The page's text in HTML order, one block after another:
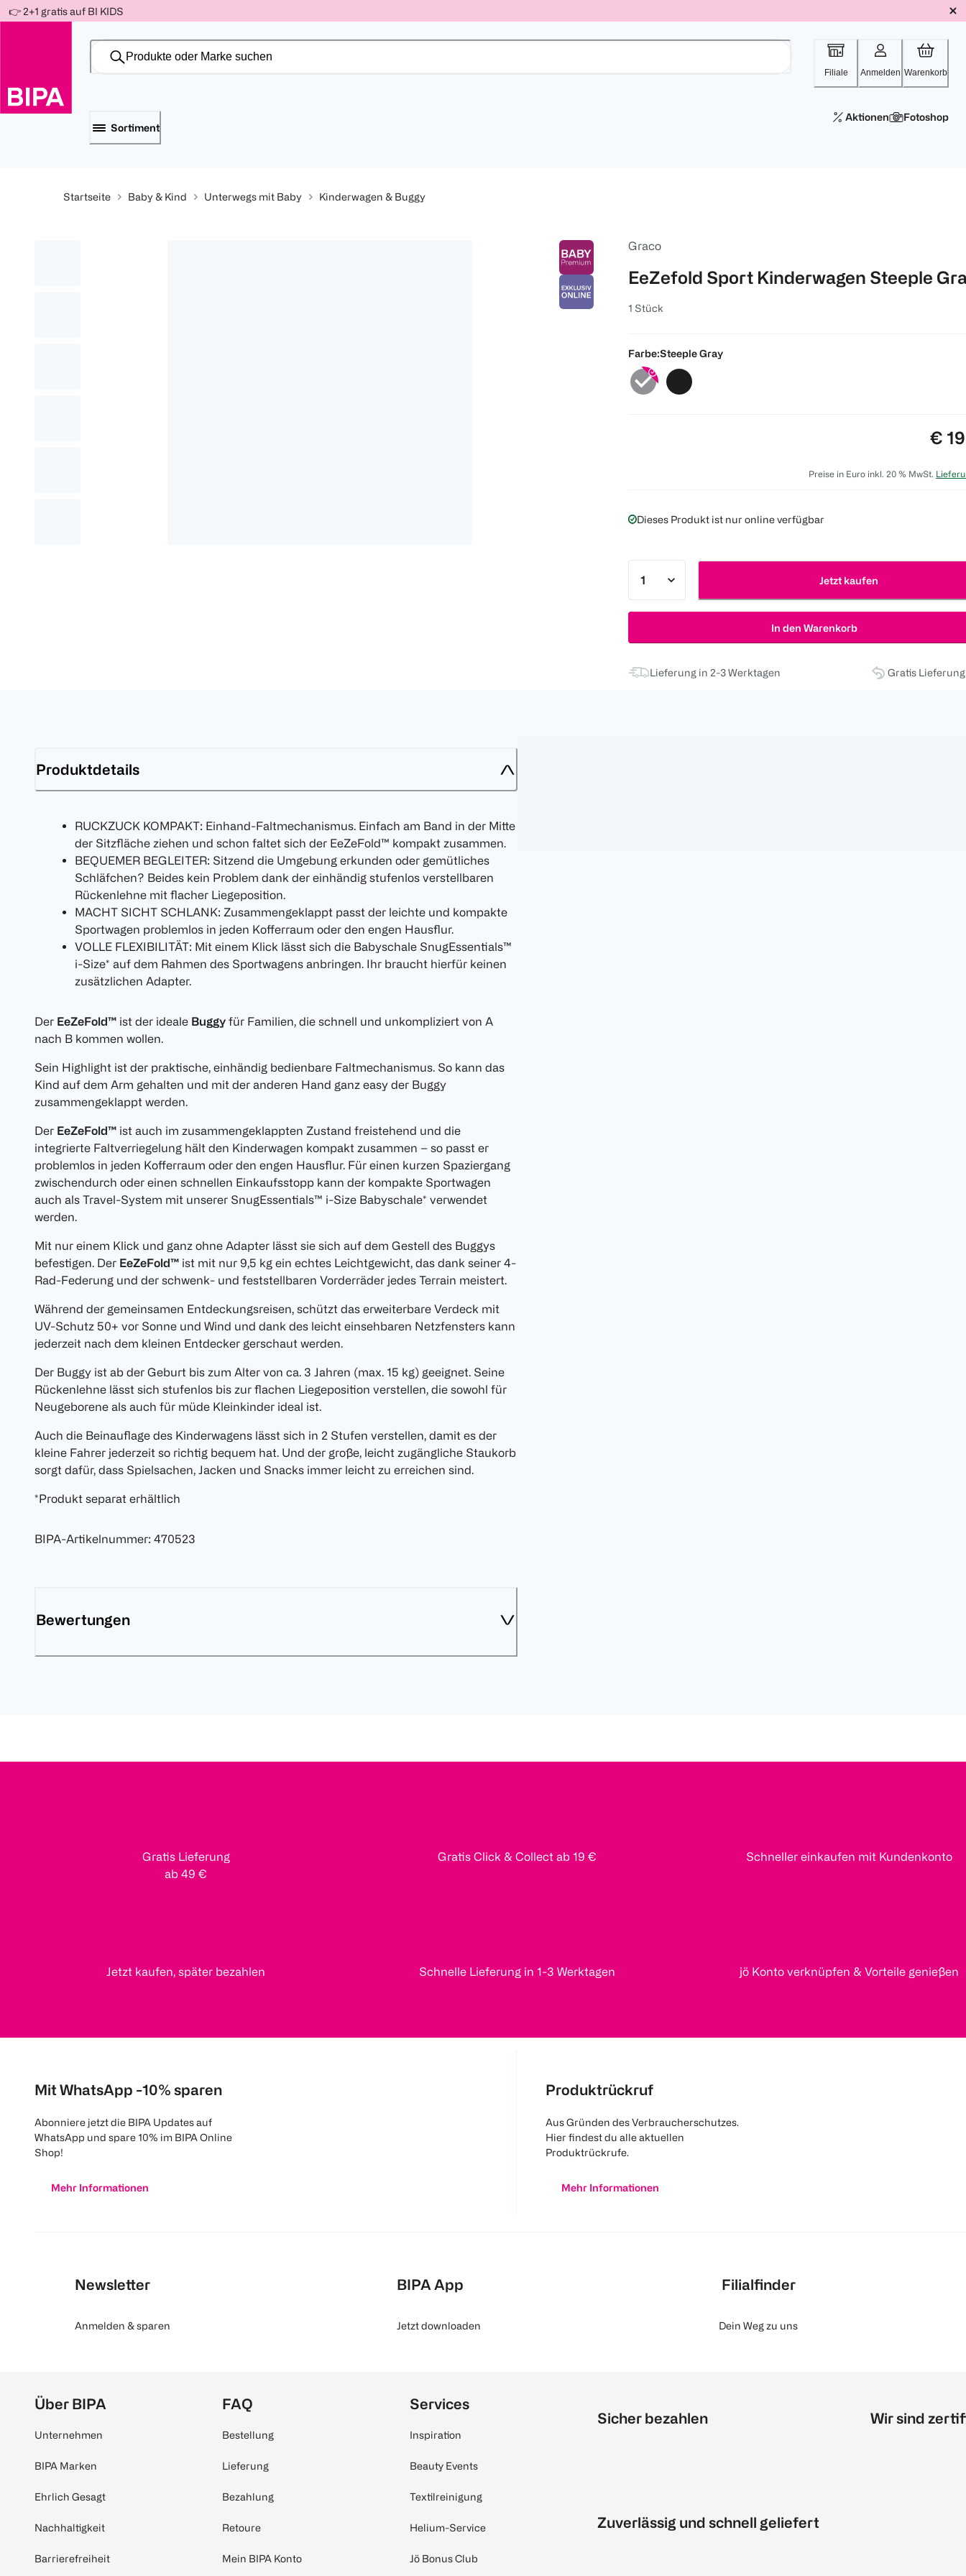
-10%
Für
150 Ös
-15%
Für
300 Ös
-20%
Für
500 Ös
Weiter
zum
👉 2+1 gratis auf BI KIDS
Filiale Anmelden Warenkorb
Sortiment
Aktionen Fotoshop
Startseite Baby & Kind Unterwegs mit Baby Kinderwagen & Buggy
Graco
EeZefold Sport Kinderwagen Steeple
1 Stück
Farbe:Steeple Gray
€
Preise in Euro inkl. 20 % MwSt.
Dieses Produkt ist nur online verfügbar
Jetzt kaufen
In den Warenkorb
Lieferung in 2-3 Werktagen Gratis
Produktdetails
RUCKZUCK KOMPAKT: Einhand-Faltmechanismus. Einfach am Band in der Mitte
der Sitzfläche ziehen und schon faltet sich der EeZeFold™ kompakt zusammen.
BEQUEMER BEGLEITER: Sitzend die Umgebung erkunden oder gemütliches
Schläfchen? Beides kein Problem dank der einhändig stufenlos verstellbaren
Rückenlehne mit flacher Liegeposition.
MACHT SICHT SCHLANK: Zusammengeklappt passt der leichte und kompakte
Sportwagen problemlos in jeden Kofferraum oder den engen Hausflur.
VOLLE FLEXIBILITÄT: Mit einem Klick lässt sich die Babyschale SnugEssentials™
i-Size* auf dem Rahmen des Sportwagens anbringen. Ihr braucht hierfür keinen
zusätzlichen Adapter.
Der EeZeFold™ ist der ideale Buggy für Familien, die schnell und unkompliziert von A
nach B kommen wollen.
Sein Highlight ist der praktische, einhändig bedienbare Faltmechanismus. So kann das
Kind auf dem Arm gehalten und mit der anderen Hand ganz easy der Buggy
zusammengeklappt werden.
Der EeZeFold™ ist auch im zusammengeklappten Zustand freistehend und die
integrierte Faltverriegelung hält den Kinderwagen kompakt zusammen – so passt er
problemlos in jeden Kofferraum oder den engen Hausflur. Für einen kurzen Spaziergang
zwischendurch oder einen schnellen Einkaufsstopp kann der kompakte Sportwagen
auch als Travel-System mit unserer SnugEssentials™ i-Size Babyschale* verwendet
werden.
Mit nur einem Klick und ganz ohne Adapter lässt sie sich auf dem Gestell des Buggys
befestigen. Der EeZeFold™ ist mit nur 9,5 kg ein echtes Leichtgewicht, das dank seiner 4-
Rad-Federung und der schwenk- und feststellbaren Vorderräder jedes Terrain meistert.
Während der gemeinsamen Entdeckungsreisen, schützt das erweiterbare Verdeck mit
UV-Schutz 50+ vor Sonne und Wind und dank des leicht einsehbaren Netzfensters kann
jederzeit nach dem kleinen Entdecker gerschaut werden.
Der Buggy ist ab der Geburt bis zum Alter von ca. 3 Jahren (max. 15 kg) geeignet. Seine
Rückenlehne lässt sich stufenlos bis zur flachen Liegeposition verstellen, die sowohl für
Neugeborene als auch für müde Kleinkinder ideal ist.
Auch die Beinauflage des Kinderwagens lässt sich in 2 Stufen verstellen, damit es der
kleine Fahrer jederzeit so richtig bequem hat. Und der große, leicht zugängliche Staukorb
sorgt dafür, dass Spielsachen, Jacken und Snacks immer leicht zu erreichen sind.
*Produkt separat erhältlich
BIPA-Artikelnummer: 470523
Bewertungen
Gratis Lieferung
ab 49 €
Gratis Click & Collect ab 19 € Schneller einkaufen mit Kundenkonto
Jetzt kaufen, später bezahlen Schnelle Lieferung in 1-3 Werktagen jö Konto verknüpfen & Vorteile genießen
Mit WhatsApp -10% sparen
Abonniere jetzt die BIPA Updates auf
WhatsApp und spare 10% im BIPA Online
Shop!
Mehr Informationen
Produktrückruf
Aus Gründen des Verbraucherschutzes.
Hier findest du alle aktuellen
Produktrückrufe.
Mehr Informationen
Newsletter
Anmelden & sparen
BIPA App
Jetzt downloaden
Filialfinder
Dein Weg zu uns
Über BIPA
Unternehmen
BIPA Marken
Ehrlich Gesagt
Nachhaltigkeit
Barrierefreiheit
FAQ
Bestellung
Lieferung
Bezahlung
Retoure
Mein BIPA Konto
Services
Inspiration
Beauty Events
Textilreinigung
Helium-Service
Jö Bonus Club
Sicher bezahlen
Zuverlässig und schnell geliefert
Wir sind